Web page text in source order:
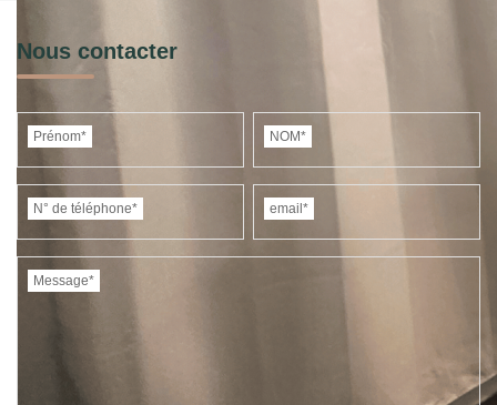
Nous contacter
Prénom* NOM*
N° de téléphone* email*
Message*